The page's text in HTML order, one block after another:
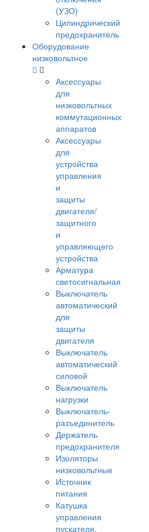
(УЗО)
Цилиндрический
предохранитель
Оборудование
низковольтное
Аксессуары
для
низковольтных
коммутационных
аппаратов
Аксессуары
для
устройства
управления
и
защиты
двигателя/
защитного
и
управляющего
устройства
Арматура
светосигнальная
Выключатель
автоматический
для
защиты
двигателя
Выключатель
автоматический
силовой
Выключатель
нагрузки
Выключатель-
разъединитель
Держатель
предохранителя
Изоляторы
низковольтные
Источник
питания
Катушка
управления
пускателя,